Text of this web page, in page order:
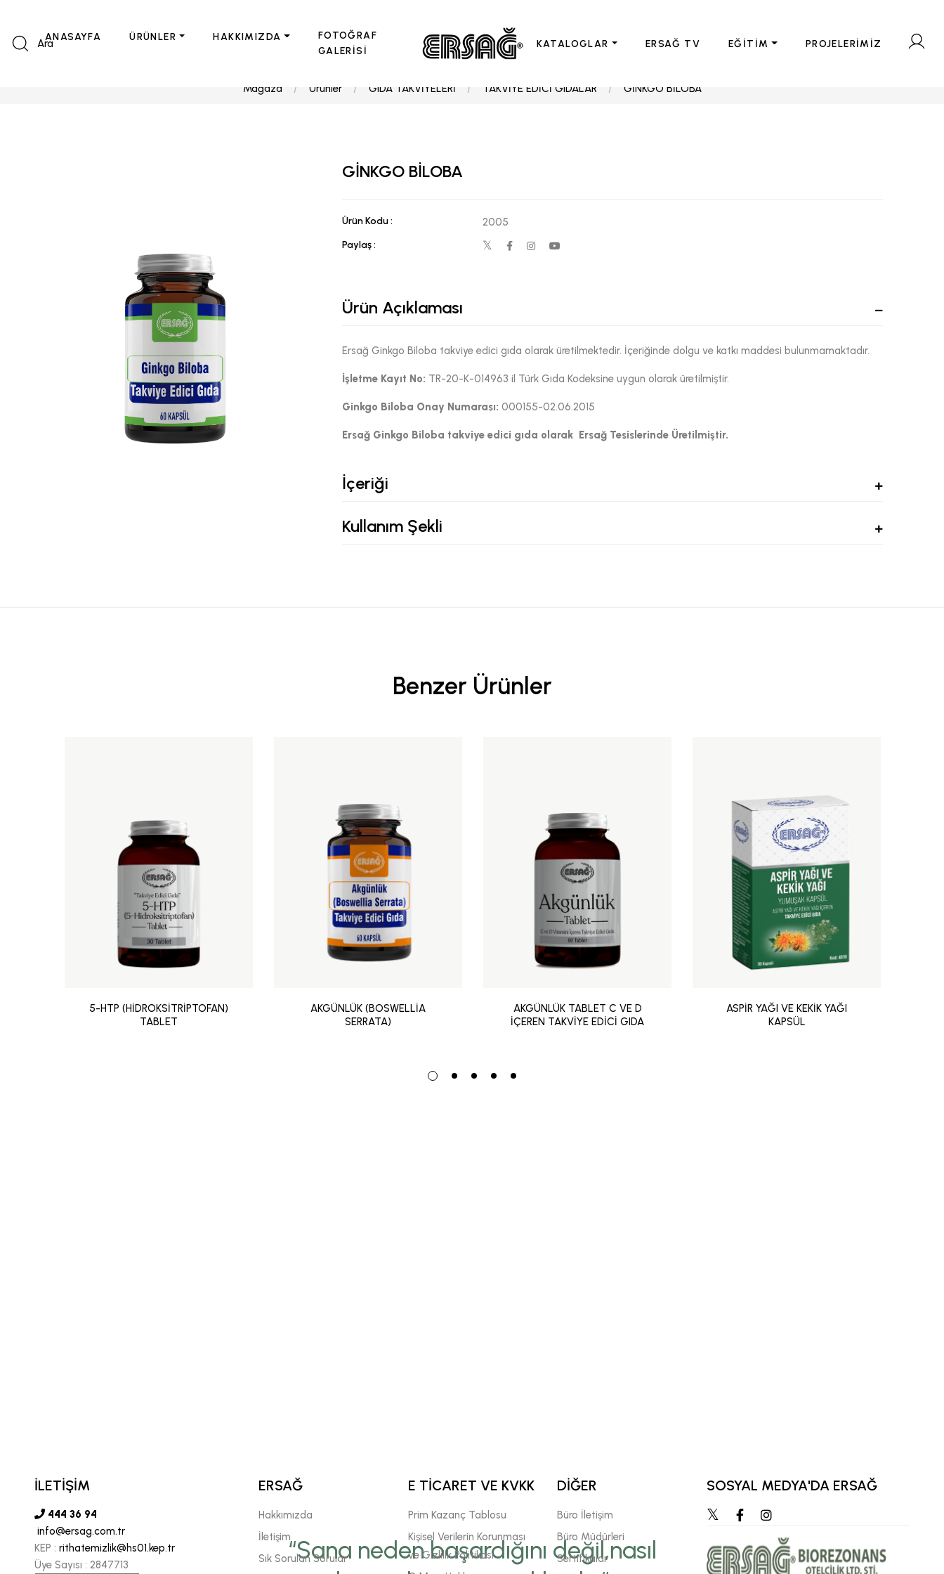
Ara
ANASAYFA ÜRÜNLER HAKKIMIZDA
FOTOĞRAF
GALERİSİ
KATALOGLAR ERSAĞ TV EĞİTİM PROJELERİMİZ
Mağaza Ürünler GIDA TAKVİYELERİ TAKVİYE EDİCİ GIDALAR GİNKGO BİLOBA
GİNKGO BİLOBA
Ürün Kodu : 2005
Paylaş :
Ürün Açıklaması
Ersağ Ginkgo Biloba takviye edici gıda olarak üretilmektedir. İçeriğinde dolgu ve katkı maddesi bulunmamaktadır.
İşletme Kayıt No: TR-20-K-014963 il Türk Gıda Kodeksine uygun olarak üretilmiştir.
Ginkgo Biloba Onay Numarası: 000155-02.06.2015
Ersağ Ginkgo Biloba takviye edici gıda olarak Ersağ Tesislerinde Üretilmiştir.
İçeriği
Kullanım Şekli
Benzer Ürünler
5-HTP (HİDROKSİTRİPTOFAN)
TABLET
AKGÜNLÜK (BOSWELLİA
SERRATA)
AKGÜNLÜK TABLET C VE D
İÇEREN TAKVİYE EDİCİ GIDA
ASPİR YAĞI VE KEKİK YAĞI
KAPSÜL
şirketimiz Ersağ' a
“Sana neden başardığını değil,nasıl
“Zihnimizde en çok
hedef, zamanla
İLETİŞİM
444 36 94
info@ersag.com.tr
KEP : rithatemizlik@hs01.kep.tr
Üye Sayısı : 2847713
ERSAĞ
Hakkımızda
İletişim
Sık Sorulan Sorular
E TİCARET VE KVKK
Prim Kazanç Tablosu
Kişisel Verilerin Korunması
ve Gizlilik Politikası
DİĞER
Büro İletişim
Büro Müdürleri
Sertifikalar
SOSYAL MEDYA'DA ERSAĞ